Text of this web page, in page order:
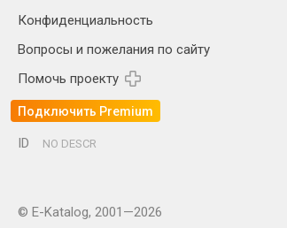
Конфиденциальность
Вопросы и пожелания по сайту
Помочь проекту
Подключить Premium
ID NO DESCR
© E-Katalog, 2001—2026